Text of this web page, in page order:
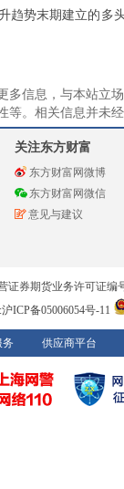
趋势末期建立的
多信息，与本站立
。相关信息并未
关注东方财富
东方财富网微博
东方财富网微信
意见与建议
券期货业务许可证编
ICP备05006054号-11
务 供应商平台